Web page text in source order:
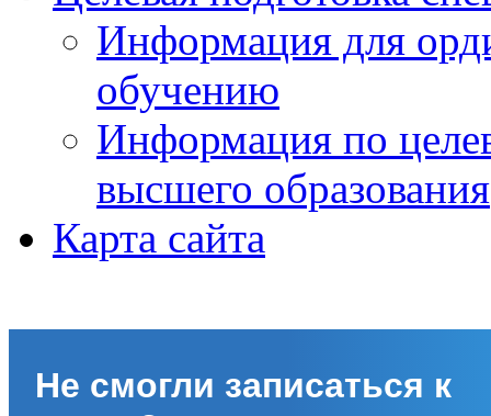
Информация для
обучению
Информация по
высшего образования
Карта сайта
Не смогли записаться к